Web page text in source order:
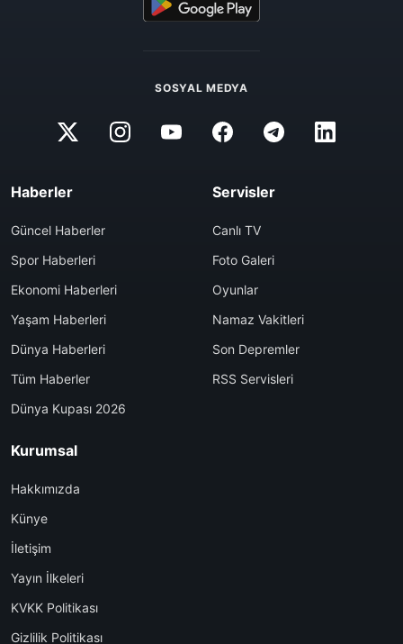
SOSYAL MEDYA
Haberler
Güncel Haberler
Spor Haberleri
Ekonomi Haberleri
Yaşam Haberleri
Dünya Haberleri
Tüm Haberler
Dünya Kupası 2026
Servisler
Canlı TV
Foto Galeri
Oyunlar
Namaz Vakitleri
Son Depremler
RSS Servisleri
Kurumsal
Hakkımızda
Künye
İletişim
Yayın İlkeleri
KVKK Politikası
Gizlilik Politikası